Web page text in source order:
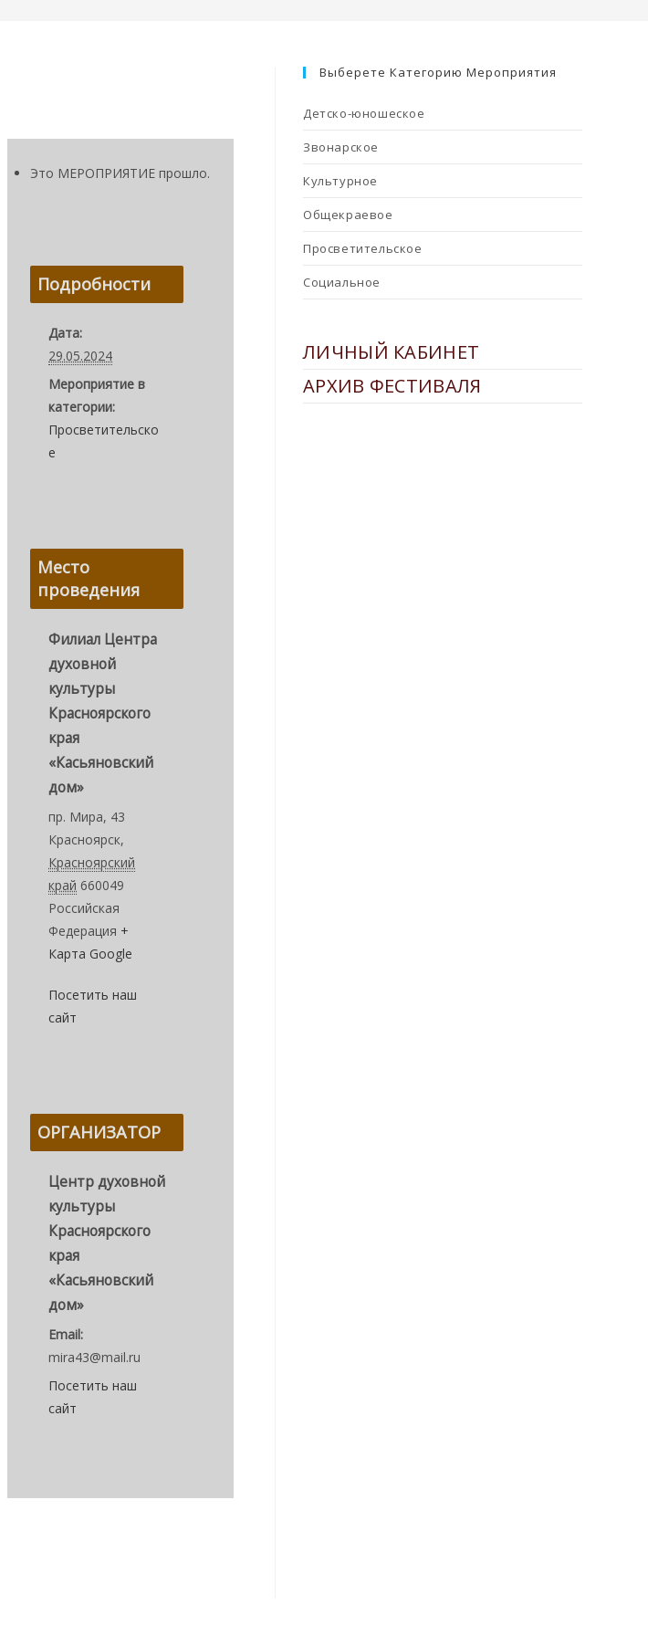
Это МЕРОПРИЯТИЕ прошло.
Подробности
Дата:
29.05.2024
Мероприятие в
категории:
Просветительско
е
Место
проведения
Филиал Центра
духовной
культуры
Красноярского
края
«Касьяновский
дом»
пр. Мира, 43
Красноярск,
Красноярский
край 660049
Российская
Федерация +
Карта Google
Посетить наш
сайт
ОРГАНИЗАТОР
Центр духовной
культуры
Красноярского
края
«Касьяновский
дом»
Email:
mira43@mail.ru
Посетить наш
сайт
Выберете Категорию Мероприятия
Детско-юношеское
Звонарское
Культурное
Общекраевое
Просветительское
Социальное
ЛИЧНЫЙ КАБИНЕТ
АРХИВ ФЕСТИВАЛЯ